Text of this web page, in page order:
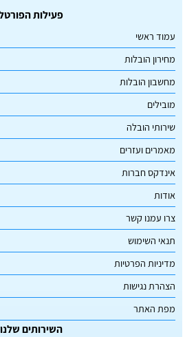
פעילות
עמוד ראשי
מחירון הובלות
מחשבון הובלות
מובילים
שירותי הובלה
מאמרים ועזרים
אינדקס חברות
אודות
צרו עמנו קשר
תנאי השימוש
מדיניות הפרטיות
הצהרת נגישות
מפת האתר
השירותים שלנו